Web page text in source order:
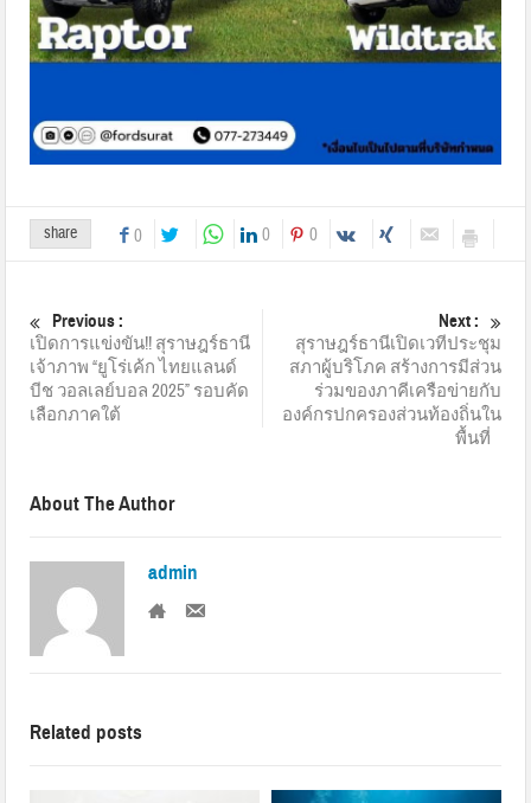
share 0 0 0
Previous :
เปิดการแข่งขัน!! สุราษฎร์ธานี
เจ้าภาพ “ยูโร่เค้ก ไทยแลนด์
บีช วอลเลย์บอล 2025” รอบคัด
เลือกภาคใต้
Next :
สุราษฎร์ธานีเปิดเวทีประชุม
สภาผู้บริโภค สร้างการมีส่วน
ร่วมของภาคีเครือข่ายกับ
องค์กรปกครองส่วนท้องถิ่นใน
พื้นที่
About The Author
admin
Related posts